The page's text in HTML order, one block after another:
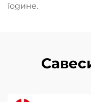
године.